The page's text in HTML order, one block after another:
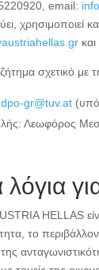
email:
χρησιμοποιεί
και
σχετικό
dpo-gr@tuv.at
Λεωφόρος
λόγια
HELLAS
το